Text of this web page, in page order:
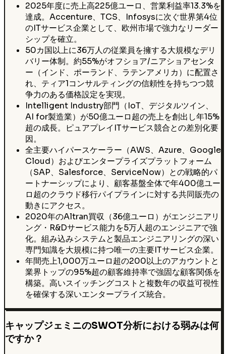
2025年度に売上高225億ユーロ、営業利益率13.3%を
達成。Accenture、TCS、Infosysに次ぐ世界第4位
のITサービス企業として、欧州市場で強力なリーダー
シップを確立。
50カ国以上に36万人の従業員を擁する大規模なデリ
バリー体制。約55%がオフショア/ニアショアセンタ
ー（インド、ポーランド、ラテンアメリカ）に配置さ
れ、ティア1コンサルティングの信頼性を持ちつつ競
争力のある価格設定を実現。
Intelligent Industry部門（IoT、デジタルツイン、
AI for製造業）が50億ユーロ超の売上を創出し年15%
超の成長。ピュアプレイITサービス競合との差別化要
因。
全主要ハイパースケーラー（AWS、Azure、Google
Cloud）およびエンタープライズプラットフォーム
（SAP、Salesforce、ServiceNow）との戦略的パ
ートナーシップにより、顧客基盤全体で年400億ユー
ロ超のクラウド移行パイプラインに対する共同販売の
動きにアクセス。
2020年のAltran買収（36億ユーロ）がエンジニアリ
ング・R&Dサービス能力を5万人超のエンジニアで強
化。組み込みシステムと製品エンジニアリングの深い
専門知識を大規模に持つ唯一の主要ITサービス企業。
年間売上1,000万ユーロ超の200以上のアカウントと
業界トップの95%超の顧客維持率で強固な顧客関係を
構築。高いスイッチングコストと複数年の収益可視性
を確保する深いエンタープライズ統合。
キャップジェミニのSWOT分析における弱みは何
ですか？